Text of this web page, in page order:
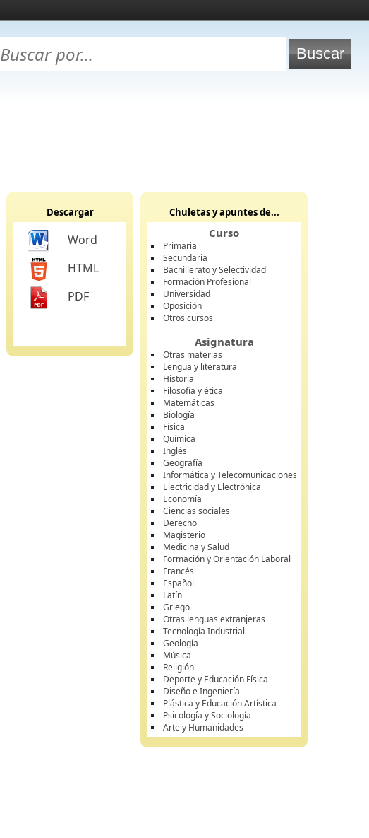
Descargar
Word
HTML
PDF
Chuletas y apuntes de...
Curso
Primaria
Secundaria
Bachillerato y Selectividad
Formación Profesional
Universidad
Oposición
Otros cursos
Asignatura
Otras materias
Lengua y literatura
Historia
Filosofía y ética
Matemáticas
Biología
Física
Química
Inglés
Geografía
Informática y Telecomunicaciones
Electricidad y Electrónica
Economía
Ciencias sociales
Derecho
Magisterio
Medicina y Salud
Formación y Orientación Laboral
Francés
Español
Latín
Griego
Otras lenguas extranjeras
Tecnología Industrial
Geología
Música
Religión
Deporte y Educación Física
Diseño e Ingeniería
Plástica y Educación Artística
Psicología y Sociología
Arte y Humanidades